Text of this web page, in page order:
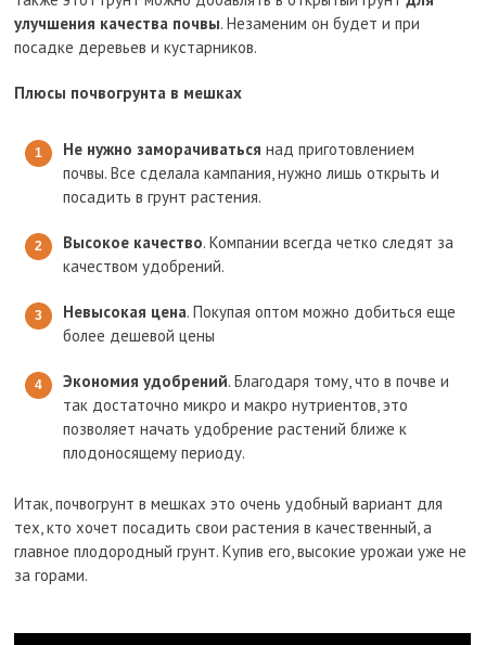
улучшения качества почвы. Незаменим он будет и при
посадке деревьев и кустарников.
Плюсы почвогрунта в мешках
Не нужно заморачиваться над приготовлением
почвы. Все сделала кампания, нужно лишь открыть и
посадить в грунт растения.
Высокое качество. Компании всегда четко следят за
качеством удобрений.
Невысокая цена. Покупая оптом можно добиться еще
более дешевой цены
Экономия удобрений. Благодаря тому, что в почве и
так достаточно микро и макро нутриентов, это
позволяет начать удобрение растений ближе к
плодоносящему периоду.
Итак, почвогрунт в мешках это очень удобный вариант для
тех, кто хочет посадить свои растения в качественный, а
главное плодородный грунт. Купив его, высокие урожаи уже не
за горами.